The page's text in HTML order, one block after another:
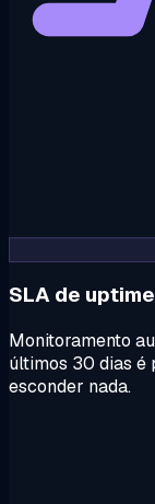
SLA de
Monitoramento
últimos 30 dias é
esconder nada.